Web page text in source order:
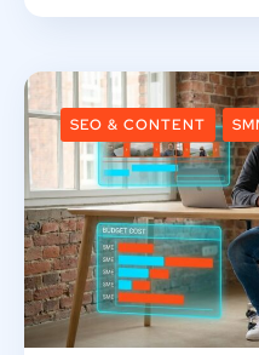
SEO & CONTENT